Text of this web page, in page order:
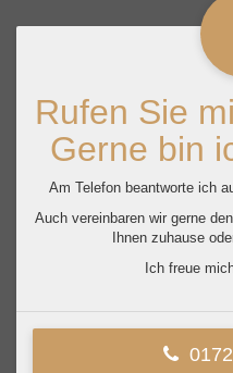
Rufen Sie
Gerne bin
Am Telefon beantworte ich
Auch vereinbaren wir gerne
Ihnen zuhause
Ich freue